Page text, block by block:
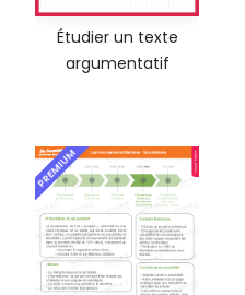
Étudier un texte
argumentatif
PREMIUM